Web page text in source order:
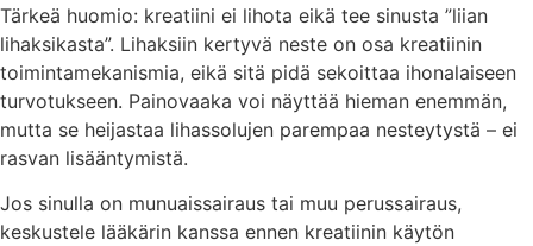
Tärkeä huomio: kreatiini ei lihota eikä tee sinusta ”liian
lihaksikasta”. Lihaksiin kertyvä neste on osa kreatiinin
toimintamekanismia, eikä sitä pidä sekoittaa ihonalaiseen
turvotukseen. Painovaaka voi näyttää hieman enemmän,
mutta se heijastaa lihassolujen parempaa nesteytystä – ei
rasvan lisääntymistä.
Jos sinulla on munuaissairaus tai muu perussairaus,
keskustele lääkärin kanssa ennen kreatiinin käytön